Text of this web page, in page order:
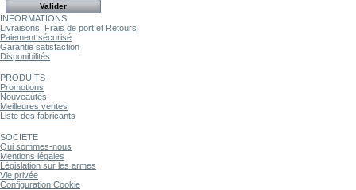
INFORMATIONS
Livraisons, Frais de port et Retours
Paiement sécurisé
Garantie satisfaction
Disponibilités
PRODUITS
Promotions
Nouveautés
Meilleures ventes
Liste des fabricants
SOCIETE
Qui sommes-nous
Mentions légales
Législation sur les armes
Vie privée
Configuration Cookie